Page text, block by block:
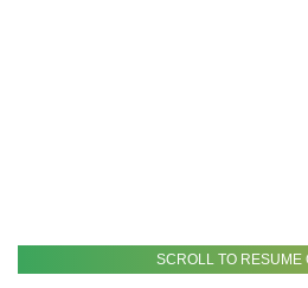
SCROLL TO RESUME